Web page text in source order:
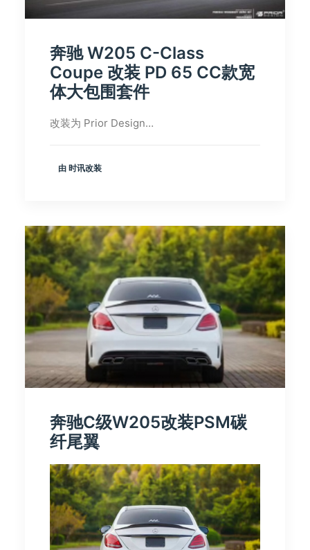
奔驰 W205 C-Class
Coupe 改装 PD 65 CC款宽
体大包围套件
改装为 Prior Design…
由 时讯改装
奔驰C级W205改装PSM碳
纤尾翼